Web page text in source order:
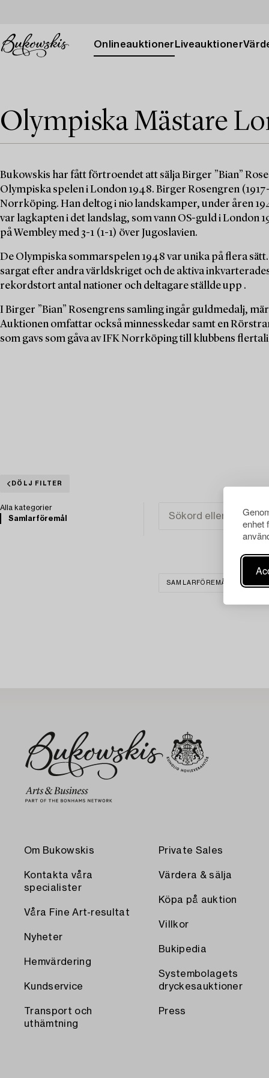
enhet
Onlineauktioner Liveauktioner
Olympiska Mästare
Bukowskis har fått förtroendet att sälja Birger ”Bian”
Olympiska spelen i London 1948. Birger Rosengren
Norrköping. Han deltog i nio landskamper, under åren
var lagkapten i det landslag, som vann OS-guld i London
på Wembley med 3-1 (1-1) över Jugoslavien.
De Olympiska sommarspelen 1948 var unika på flera
sargat efter andra världskriget och de aktiva
rekordstort antal nationer och deltagare ställde upp .
I Birger ”Bian” Rosengrens samling ingår guldmedalj,
Auktionen omfattar också minnesskedar samt en
som gavs som gåva av IFK Norrköping till klubbens
DÖLJ FILTER
Alla kategorier
Samlarföremål
SAMLARFÖREMÅL
Om Bukowskis
Kontakta våra
specialister
Våra Fine Art-resultat
Nyheter
Hemvärdering
Kundservice
Transport och
uthämtning
Private Sales
Värdera & sälja
Köpa på auktion
Villkor
Bukipedia
Systembolagets
dryckesauktioner
Press